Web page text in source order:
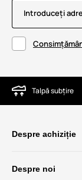
Introduceți
Talpă subțire
Despre achiziție
Despre noi